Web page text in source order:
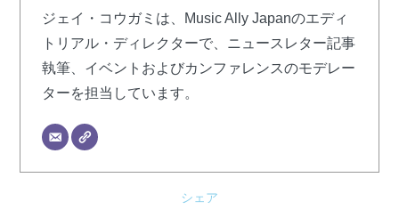
ジェイ・コウガミは、Music Ally Japanのエディ
トリアル・ディレクターで、ニュースレター記事
執筆、イベントおよびカンファレンスのモデレー
ターを担当しています。
シェア